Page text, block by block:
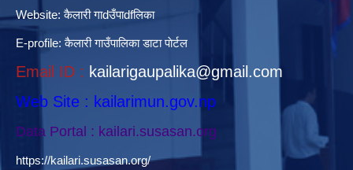
Website:कैलारी गाdउँपाdfलिका
E-profile:कैलारी गाउँपालिका डाटा पाेर्टल
Email ID : kailarigaupalika@gmail.com
Web Site : kailarimun.gov.np
Data Portal : kailari.susasan.org
https://kailari.susasan.org/